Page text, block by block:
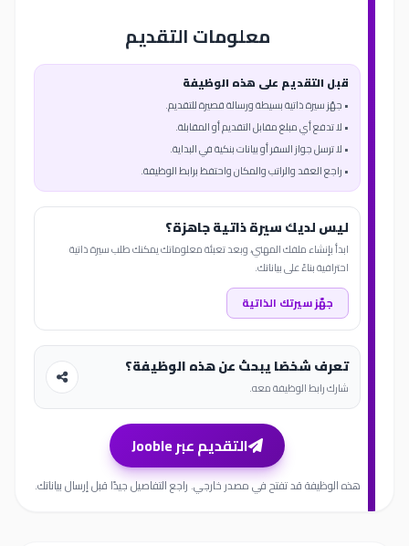
معلومات التقديم
قبل التقديم على هذه الوظيفة
• جهّز سيرة ذاتية بسيطة ورسالة قصيرة للتقديم.
• لا تدفع أي مبلغ مقابل التقديم أو المقابلة.
• لا ترسل جواز السفر أو بيانات بنكية في البداية.
• راجع العقد والراتب والمكان واحتفظ برابط الوظيفة.
ليس لديك سيرة ذاتية جاهزة؟
ابدأ بإنشاء ملفك المهني، وبعد تعبئة معلوماتك يمكنك طلب سيرة ذاتية
احترافية بناءً على بياناتك.
جهّز سيرتك الذاتية
تعرف شخصًا يبحث عن هذه الوظيفة؟
شارك رابط الوظيفة معه.
التقديم عبر Jooble
هذه الوظيفة قد تفتح في مصدر خارجي. راجع التفاصيل جيدًا قبل إرسال بياناتك.